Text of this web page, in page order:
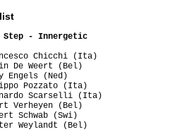
Step - Innergetic
Chicchi (Ita)
De Weert (Bel)
Engels (Ned)
Pozzato (Ita)
Scarselli (Ita)
Verheyen (Bel)
Schwab (Swi)
Weylandt